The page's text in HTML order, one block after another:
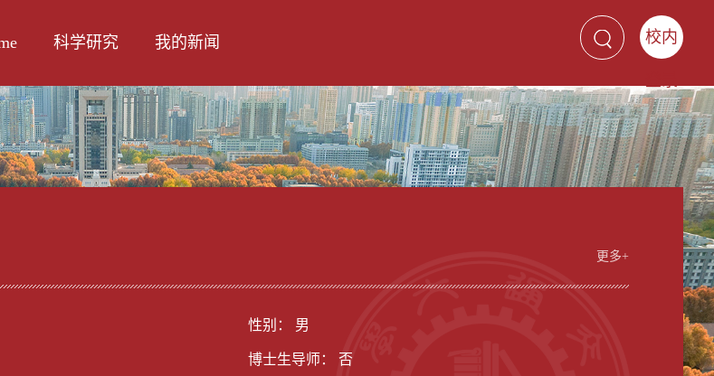
校内
科学研究 我的新闻
更多+
性别： 男
博士生导师： 否